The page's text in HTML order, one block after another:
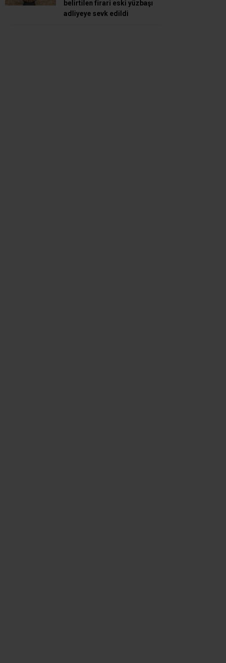
belirtilen firari eski yüzbaşı
adliyeye sevk edildi